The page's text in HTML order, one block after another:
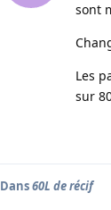
sont
Les
sur
Dans60L de récif